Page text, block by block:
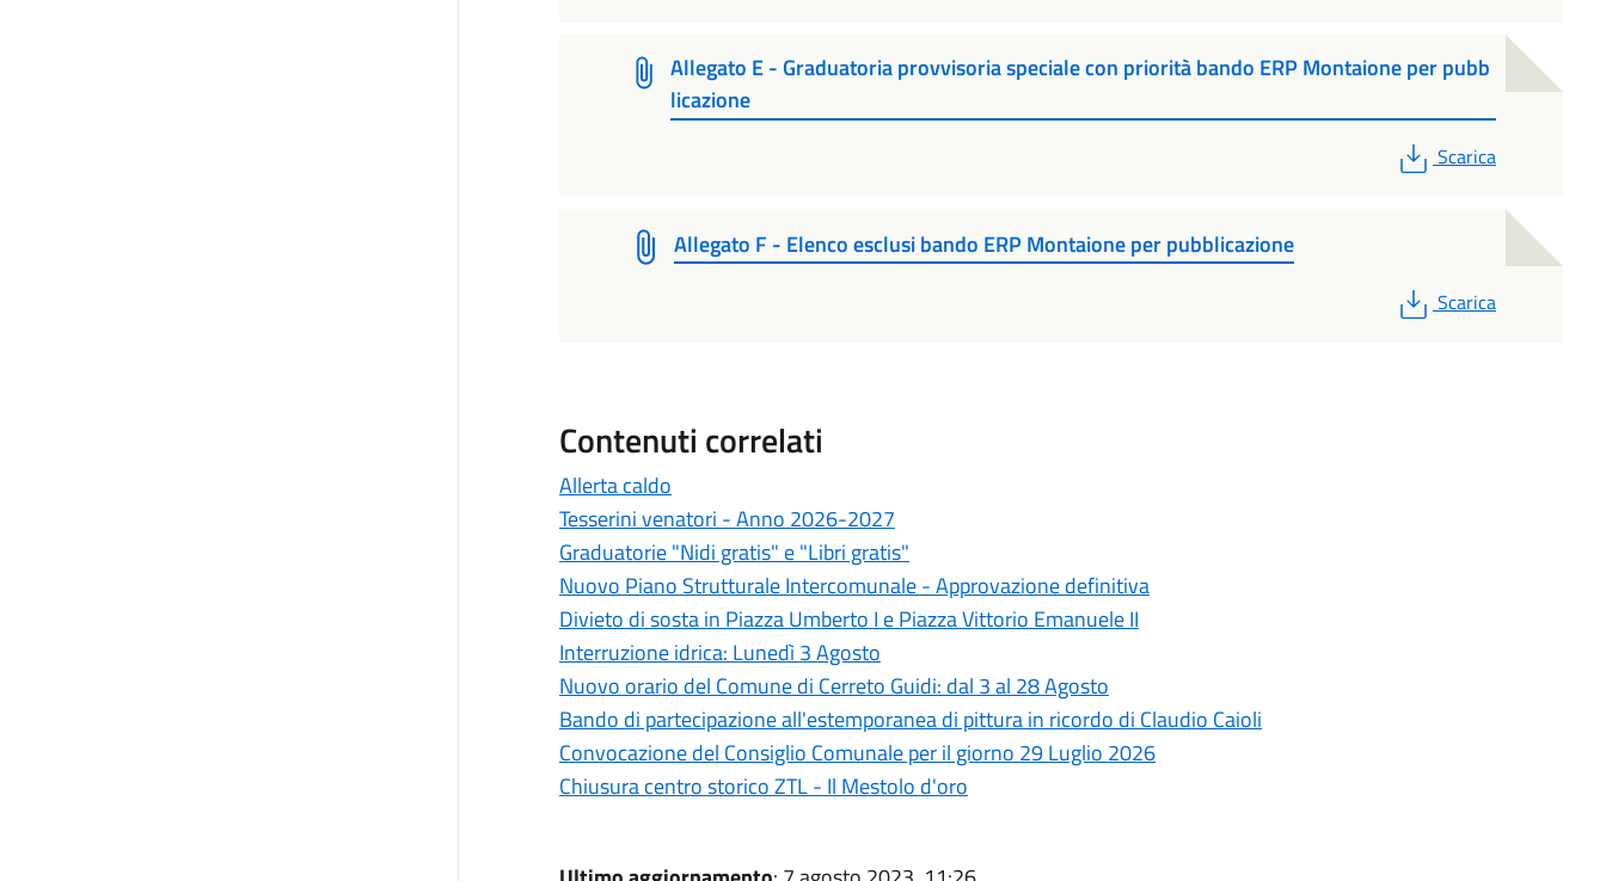
Allegato E - Graduatoria provvisoria speciale con priorità bando ERP Montaione per pubb
licazione
PDF
Scarica
Allegato F - Elenco esclusi bando ERP Montaione per pubblicazione
PDF
Scarica
Contenuti correlati
Allerta caldo
Tesserini venatori - Anno 2026-2027
Graduatorie "Nidi gratis" e "Libri gratis"
Nuovo Piano Strutturale Intercomunale - Approvazione definitiva
Divieto di sosta in Piazza Umberto I e Piazza Vittorio Emanuele II
Interruzione idrica: Lunedì 3 Agosto
Nuovo orario del Comune di Cerreto Guidi: dal 3 al 28 Agosto
Bando di partecipazione all'estemporanea di pittura in ricordo di Claudio Caioli
Convocazione del Consiglio Comunale per il giorno 29 Luglio 2026
Chiusura centro storico ZTL - Il Mestolo d'oro